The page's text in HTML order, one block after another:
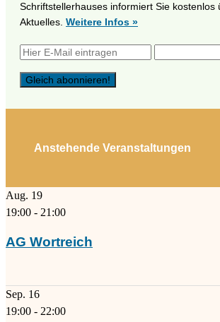
Schriftstellerhauses informiert Sie kostenlos
Aktuelles. Weitere Infos »
Anstehende Veranstaltungen
Aug. 19
19:00 - 21:00
AG Wortreich
Sep. 16
19:00 - 22:00